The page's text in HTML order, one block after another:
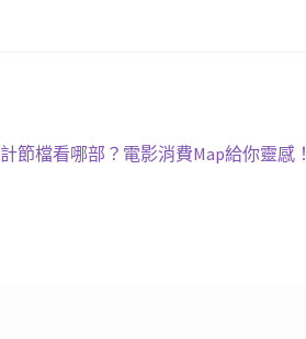
節檔看哪部？電影消費Map給你靈感！